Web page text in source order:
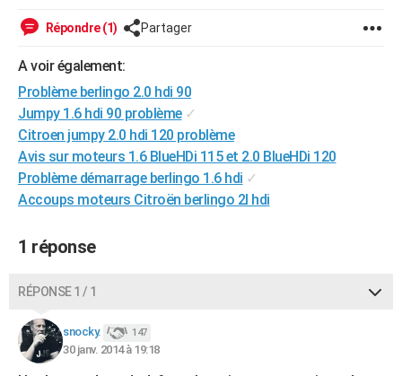
Destinations
City break
Voyage nature
Voyage de noces
Forum
Climat
PHOTO
GUIDES D'ACHAT
BONS PLANS
CARTE DE VOEUX
Carte de Noël
Carte Bonne année
Carte Saint-Valentin
Carte Pâques
Carte d'anniversaire
DICTIONNAIRE
Dictionnaire
Biographies
Citations
Expressions
Proverbes
PROGRAMME TV
COPAINS D'AVANT
FORUM
Bricolage
Lifestyle
Culture
Sport
Auto
Television
Voyage
Cinema
Répondre (1) Partager
A voir également:
Problème berlingo 2.0 hdi 90
Jumpy 1.6 hdi 90 problème ✓
Citroen jumpy 2.0 hdi 120 problème
Avis sur moteurs 1.6 BlueHDi 115 et 2.0 BlueHDi 120
Problème démarrage berlingo 1.6 hdi ✓
Accoups moteurs Citroën berlingo 2l hdi
1 réponse
RÉPONSE 1 / 1
snocky. 147
30 janv. 2014 à 19:18